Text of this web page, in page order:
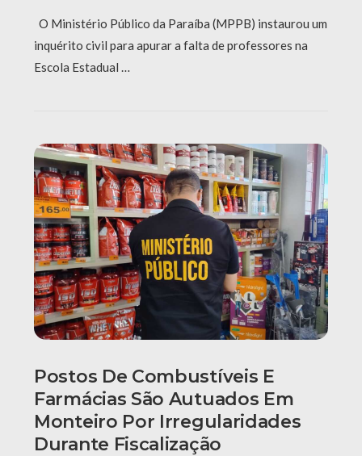
O Ministério Público da Paraíba (MPPB) instaurou um
inquérito civil para apurar a falta de professores na
Escola Estadual …
Postos De Combustíveis E
Farmácias São Autuados Em
Monteiro Por Irregularidades
Durante Fiscalização